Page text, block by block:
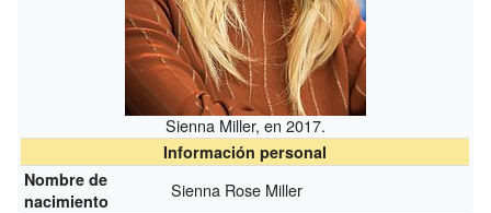
Sienna Miller, en 2017.
Información personal
Nombre de
nacimiento
Sienna Rose Miller